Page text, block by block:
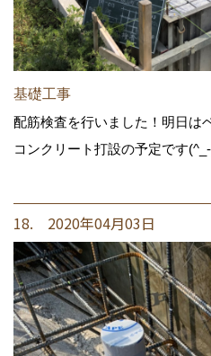
基礎工事
配筋検査を行いました！明日は
コンクリート打設の予定です
18. 2020年04月03日